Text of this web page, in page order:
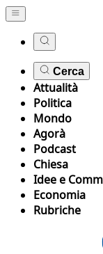
Cerca
Attualità
Politica
Mondo
Agorà
Podcast
Chiesa
Idee e
Economia
Rubriche